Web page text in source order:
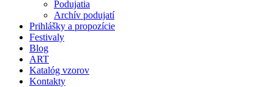
Podujatia
Archív podujatí
Prihlášky a propozície
Festivaly
Blog
ART
Katalóg vzorov
Kontakty